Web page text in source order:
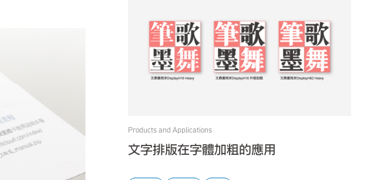
Products and Applications
文字排版在字體加粗的應用